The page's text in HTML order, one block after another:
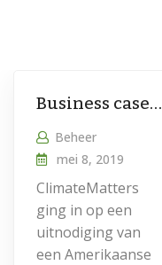
Business case: de gunstige effecten van groen
Beheer
mei 8, 2019
ClimateMatters
ging in op een
uitnodiging van
een Amerikaanse